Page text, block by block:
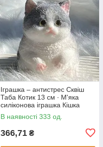
Іграшка – антистрес Сквіш
Таба Котик 13 см ∙ М'яка
силіконова іграшка Кішка
В наявності 333 од.
366,71 ₴